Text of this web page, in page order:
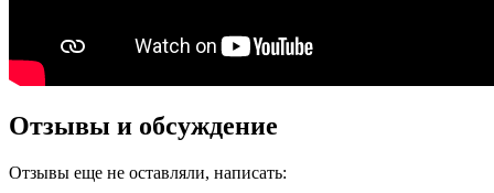
Отзывы и обсуждение
Отзывы еще не оставляли, написать: